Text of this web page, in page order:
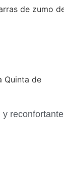
reconfortante